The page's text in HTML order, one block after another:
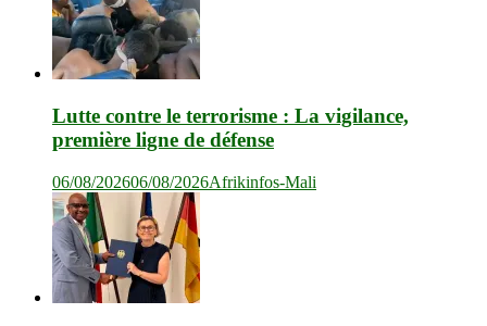
Lutte contre le terrorisme : La vigilance,
première ligne de défense
06/08/202606/08/2026Afrikinfos-Mali